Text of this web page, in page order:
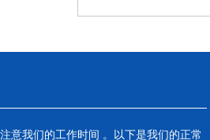
意我们的工作时间 。以下是我们的正常